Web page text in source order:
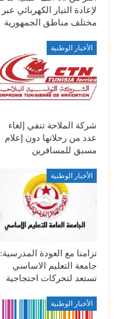
لإعادة التيار الكهربائي عبر
مختلف مناطق الجمهورية
الأخبار الوطنية
شركة الملاحة تنفي إلغاء
عدد من رحلاتها دون إعلام
مسبق للمسافرين
الأخبار الوطنية
تزامنا مع العودة المدرسية:
جامعة التعليم الاساسي
تستعد لتحركات احتجاجية
الأخبار الوطنية